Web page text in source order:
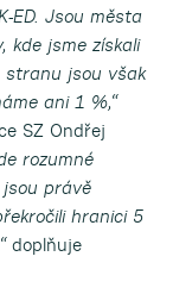
ED. Jsou města
kde jsme získali
stranu jsou však
ani 1 %,“
SZ Ondřej
rozumné
právě
hranici 5
doplňuje